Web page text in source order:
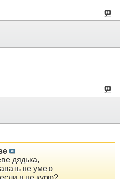
дядька,
не умею
я не курю?